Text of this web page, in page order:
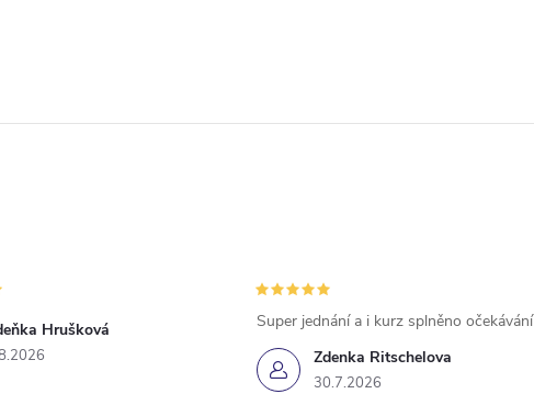
Hrušková
Zdenka Ritschelova
30.7.2026
Super jednání a i kurz splněno očekávání